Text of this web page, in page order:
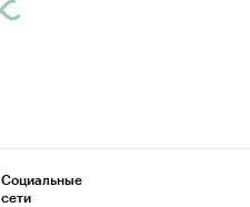
Социальные
сети